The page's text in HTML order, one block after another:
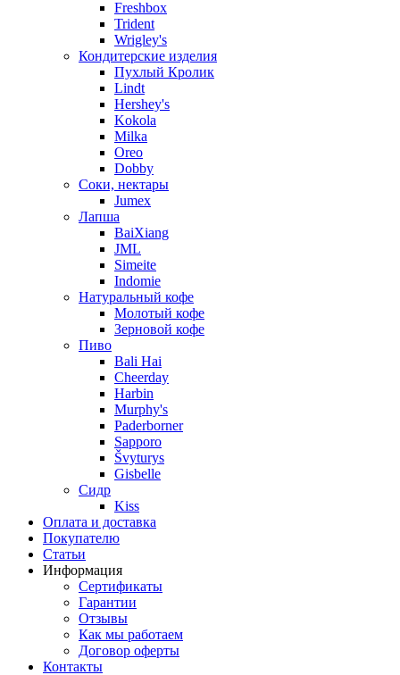
Freshbox
Trident
Wrigley's
Кондитерские изделия
Пухлый Кролик
Lindt
Hershey's
Kokola
Milka
Oreo
Dobby
Соки, нектары
Jumex
Лапша
BaiXiang
JML
Simeite
Indomie
Натуральный кофе
Молотый кофе
Зерновой кофе
Пиво
Bali Hai
Cheerday
Harbin
Murphy's
Paderborner
Sapporo
Švyturys
Gisbelle
Сидр
Kiss
Оплата и доставка
Покупателю
Статьи
Информация
Сертификаты
Гарантии
Отзывы
Как мы работаем
Договор оферты
Контакты